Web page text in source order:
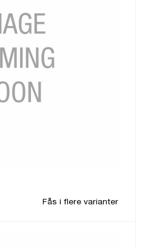
Fås i flere varianter